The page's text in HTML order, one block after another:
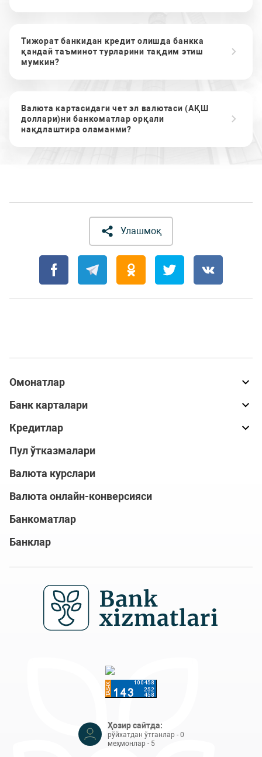
Тижорат банкидан кредит олишда банкка
қандай таъминот турларини тақдим этиш
мумкин?
Валюта картасидаги чет эл валютаси (АҚШ
доллари)ни банкоматлар орқали
нақдлаштира оламанми?
Улашмоқ
Омонатлар
Банк карталари
Кредитлар
Пул ўтказмалари
Валюта курслари
Валюта онлайн-конверсияси
Банкоматлар
Банклар
Ҳозир сайтда:
рўйхатдан ўтганлар - 0
меҳмонлар - 5